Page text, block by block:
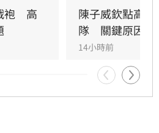
實戰練兵，邀請美國NCAA
強權參賽，目標是讓球迷享
袍　高
陳子威欽點高
隊　關鍵原因曝
14小時前